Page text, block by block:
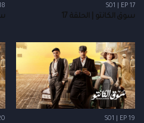
S01 | EP 17
سوق الكانتو | الحلقة 17
S01 | EP 19